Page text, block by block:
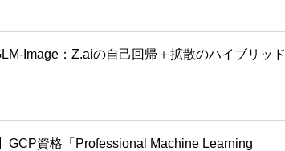
Image：Z.aiの自己回帰＋拡散のハイブリッド
GCP資格「Professional Machine Learning